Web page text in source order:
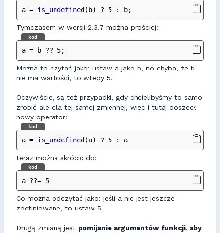
a = is_undefined (b) ? 5 : b;
Tymczasem w wersji 2.3.7 można prościej:
kod
a = b ?? 5;
Można to czytać jako: ustaw a jako b, no chyba, że b
nie ma wartości, to wtedy 5.
Oczywiście, są też przypadki, gdy chcielibyśmy to samo
zrobić ale dla tej samej zmiennej, więc i tutaj doszedł
nowy operator:
kod
a = is_undefined (a) ? 5 : a
teraz można skrócić do:
kod
a ??= 5
Co można odczytać jako: jeśli a nie jest jeszcze
zdefiniowane, to ustaw 5.
Drugą zmianą jest pomijanie argumentów funkcji, aby